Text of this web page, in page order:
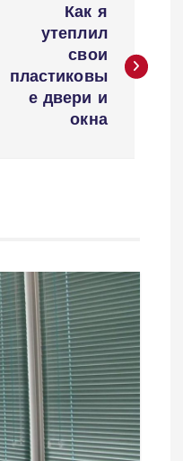
Как я
утеплил
свои
пластиковы
е двери и
окна